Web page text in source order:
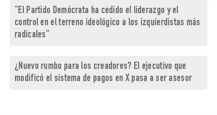
“El Partido Demócrata ha cedido el liderazgo y el
control en el terreno ideológico a los izquierdistas más
radicales”
¿Nuevo rumbo para los creadores? El ejecutivo que
modificó el sistema de pagos en X pasa a ser asesor